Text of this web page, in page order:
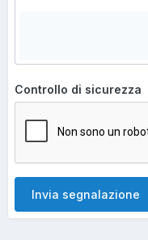
Controllo di sicurezza
Invia segnalazione